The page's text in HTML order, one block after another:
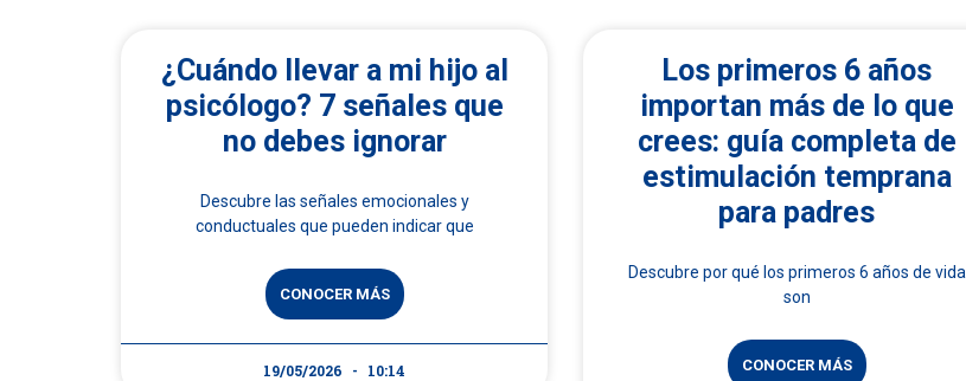
¿Cuándo llevar a mi hijo al
psicólogo? 7 señales que
no debes ignorar
Descubre las señales emocionales y
conductuales que pueden indicar que
CONOCER MÁS
19/05/2026 10:14
Los primeros 6 años
importan más de lo que
crees: guía completa de
estimulación temprana
para padres
Descubre por qué los primeros 6 años de vida
son
CONOCER MÁS